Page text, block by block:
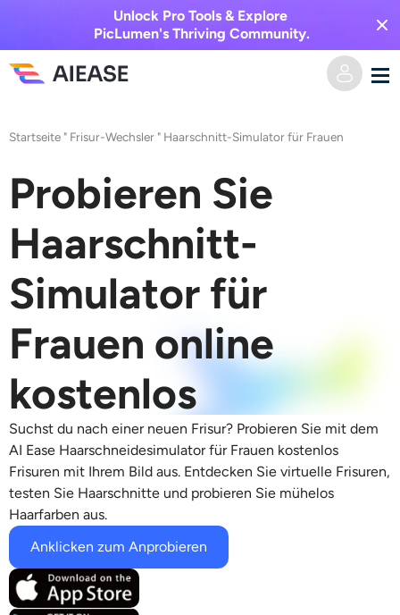
Unlock Pro Tools & Explore
PicLumen's Thriving Community.
KI-Umarmungsgenerator
KI-Tanzgenerator
Unterstützte KI-Modelle
Kling 2.6 Motion Control
Kling 2.1 Master
Wan 2.5
KI-Bild
Unterstützte KI-Modelle
Seedream 5.0 Pro Nano Banana Pro Seedream 4.5
Nano Banane Flux Kontext
KI-Werkzeuge
Foto-Editor & -Creator
Foto-Verstärker
Objekt-Entferner
Wasserzeichen-Entferner
Hintergrund-Entferner
Auszeichnung
Startseite " Frisur-Wechsler " Haarschnitt-Simulator für Frauen
Probieren Sie
Haarschnitt-
Simulator für
Frauen online
kostenlos
Suchst du nach einer neuen Frisur? Probieren Sie mit dem
AI Ease Haarschneidesimulator für Frauen kostenlos
Frisuren mit Ihrem Bild aus. Entdecken Sie virtuelle Frisuren,
testen Sie Haarschnitte und probieren Sie mühelos
Haarfarben aus.
Anklicken zum Anprobieren